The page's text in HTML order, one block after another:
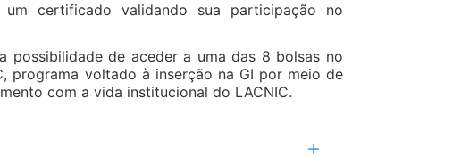
certificado validando sua participação no
possibilidade de aceder a uma das 8 bolsas no
programa voltado à inserção na GI por meio de
com a vida institucional do LACNIC.